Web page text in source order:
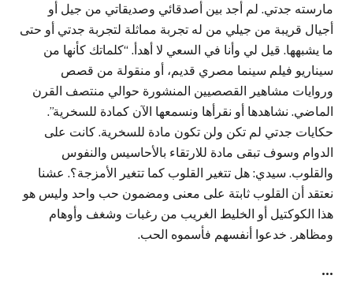
مارسته جدتي. لم أجد بين أصدقائي وصديقاتي من جيل أو
أجيال قريبة من جيلي من له تجربة مماثلة لتجربة جدتي أو حتى
ما يشبهها. قيل لي وأنا في السعي لا أهدأ. “كلماتك كأنها من
سيناريو فيلم سينما مصري قديم، أو منقولة من قصص
وروايات مشاهير القصصيين المنشورة حوالي منتصف القرن
الماضي. نشاهدها أو نقرأها ونسمعها الآن كمادة للسخرية”.
حكايات جدتي لم تكن ولن تكون مادة للسخرية. كانت على
الدوام وسوف تبقى مادة للارتقاء بالأحاسيس والنفوس
والقلوب. سيدي: هل تتغير القلوب كما تتغير الأمزجة؟. عشنا
نعتقد أن القلوب ثابتة على معنى ومضمون حب واحد وليس هو
هذا الكوكتيل أو الخليط الغريب من رغبات وشغف وأوهام
ومظاهر. خدعوا أنفسهم فأسموه الحب.
•••